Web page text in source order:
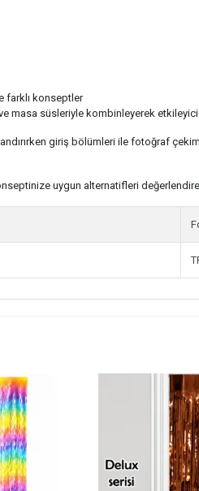
farklı konseptler
masa süsleriyle kombinleyerek
giriş bölümleri ile fotoğraf
uygun alternatifleri